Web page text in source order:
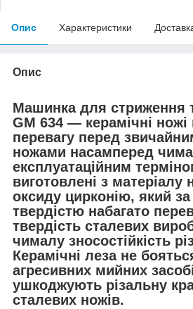
Опис Характеристики
Опис
Машинка для стриження
GM 634 — керамічні
перевагу перед
ножами насамперед
експлуатаційним
виготовлені з матеріалу
оксиду цирконію, який
твердістю набагато
твердість сталевих
чималу зносостійкість
Керамічні леза не
агресивних мийних
ушкоджують різальну
сталевих ножів.